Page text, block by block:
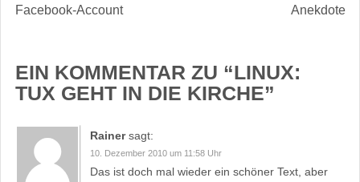
Facebook-Account
Anekdote
EIN KOMMENTAR ZU “LINUX:
TUX GEHT IN DIE KIRCHE”
Rainer sagt:
10. Dezember 2010 um 11:58 Uhr
Das ist doch mal wieder ein schöner Text, aber